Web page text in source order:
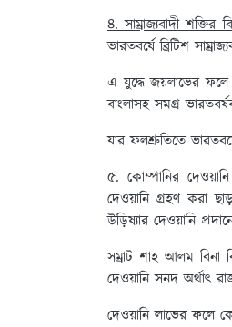
৪. সাম্রাজ্যবাদী শক্তির
ভারতবর্ষে ব্রিটিশ
এ যুদ্ধে জয়লাভের ফলে
বাংলাসহ সমগ্র
যার ফলশ্রুতিতে
৫. কোম্পানির
দেওয়ানি গ্রহণ করা
উড়িষ্যার দেওয়ানি
সম্রাট শাহ আলম বিনা
দেওয়ানি সনদ অর্থাৎ
দেওয়ানি লাভের ফলে